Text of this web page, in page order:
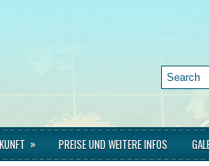
» PREISE UND WEITERE INFOS